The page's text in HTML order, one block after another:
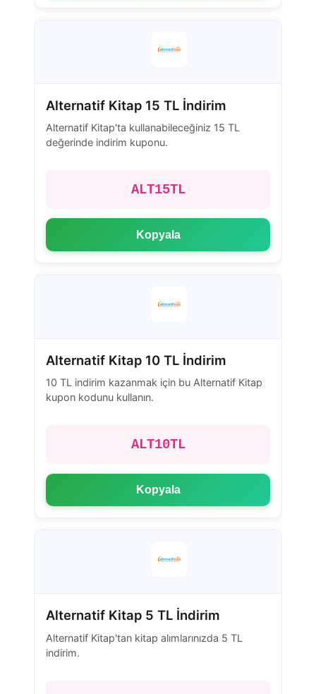
Alternatif Kitap 15 TL İndirim
Alternatif Kitap'ta kullanabileceğiniz 15 TL
değerinde indirim kuponu.
ALT15TL
Kopyala
Alternatif Kitap 10 TL İndirim
10 TL indirim kazanmak için bu Alternatif Kitap
kupon kodunu kullanın.
ALT10TL
Kopyala
Alternatif Kitap 5 TL İndirim
Alternatif Kitap'tan kitap alımlarınızda 5 TL
indirim.